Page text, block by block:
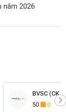
năm 2026
BVSC (CK
50
0